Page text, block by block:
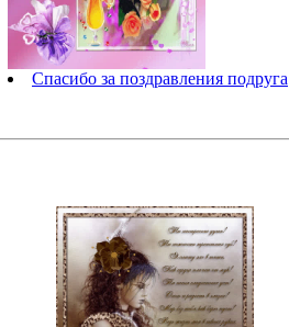
Спасибо за поздравления подруга